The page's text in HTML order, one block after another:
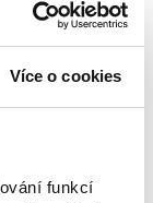
Více o cookies
funkcí